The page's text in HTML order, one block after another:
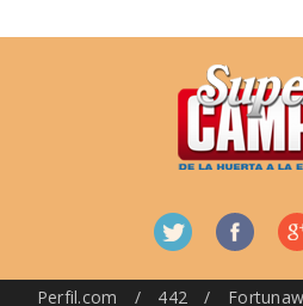
Perfil.com / 442 /